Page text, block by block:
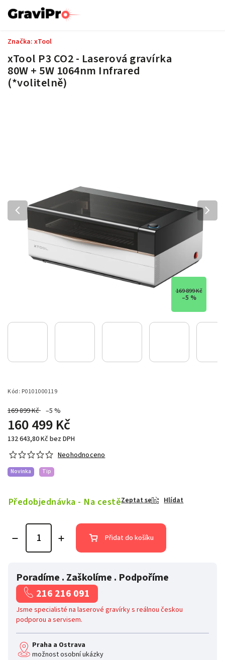
xTool P3 CO2 - Laserová gravírka
80W + 5W 1064nm Infrared
(*volitelně)
169 899 Kč
–5 %
Kód: P0101000119
169 899 Kč –5 %
160 499 Kč
132 643,80 Kč bez DPH
Novinka Tip
Neohodnoceno
Značka: xTool
Předobjednávka - Na cestěZeptat se Hlídat
Přidat do košíku
Poradíme . Zaškolíme . Podpoříme
216 216 091
Jsme specialisté na laserové gravírky s reálnou českou
podporou a servisem.
Praha a Ostrava
možnost osobní ukázky